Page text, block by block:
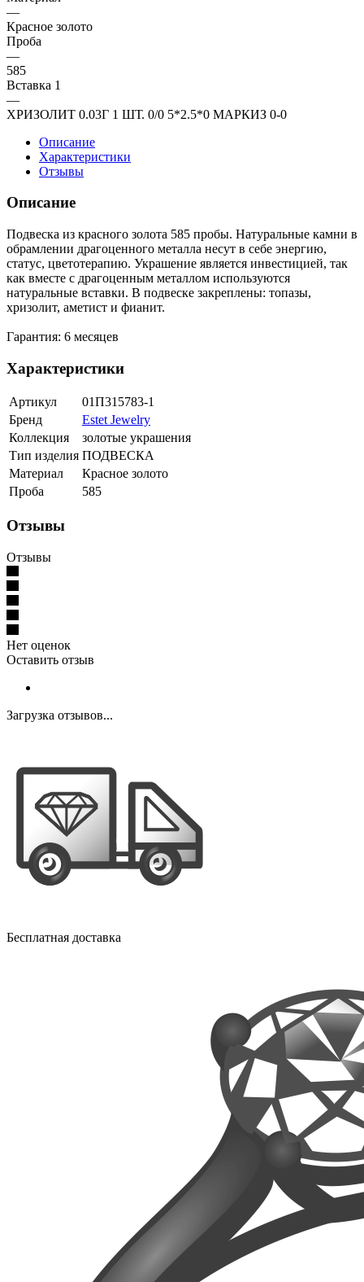
—
Красное золото
Проба
—
585
Вставка 1
—
ХРИЗОЛИТ 0.03Г 1 ШТ. 0/0 5*2.5*0 МАРКИЗ 0-0
Описание
Характеристики
Отзывы
Описание
Подвеска из красного золота 585 пробы. Натуральные камни в
обрамлении драгоценного металла несут в себе энергию,
статус, цветотерапию. Украшение является инвестицией, так
как вместе с драгоценным металлом используются
натуральные вставки. В подвеске закреплены: топазы,
хризолит, аметист и фианит.
Гарантия: 6 месяцев
Характеристики
Артикул
01П315783-1
Бренд
Estet Jewelry
Коллекция
золотые украшения
Тип изделия ПОДВЕСКА
Материал
Красное золото
Проба
585
Отзывы
Отзывы
Нет оценок
Оставить отзыв
Загрузка отзывов...
Бесплатная доставка